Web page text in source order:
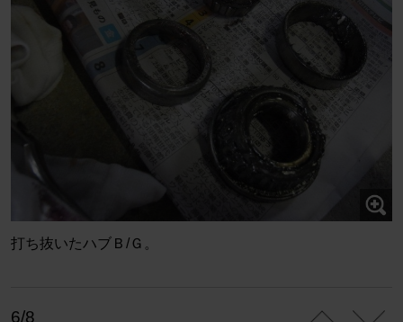
打ち抜いたハブＢ/Ｇ。
6/8